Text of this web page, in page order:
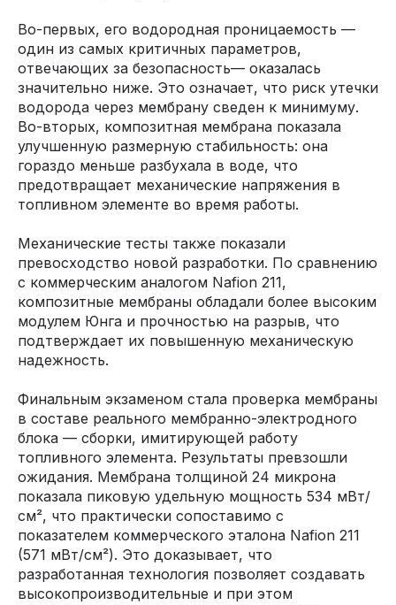
Во-первых, его водородная проницаемость —
один из самых критичных параметров,
отвечающих за безопасность— оказалась
значительно ниже. Это означает, что риск утечки
водорода через мембрану сведен к минимуму.
Во-вторых, композитная мембрана показала
улучшенную размерную стабильность: она
гораздо меньше разбухала в воде, что
предотвращает механические напряжения в
топливном элементе во время работы.
Механические тесты также показали
превосходство новой разработки. По сравнению
с коммерческим аналогом Nafion 211,
композитные мембраны обладали более высоким
модулем Юнга и прочностью на разрыв, что
подтверждает их повышенную механическую
надежность.
Финальным экзаменом стала проверка мембраны
в составе реального мембранно-электродного
блока — сборки, имитирующей работу
топливного элемента. Результаты превзошли
ожидания. Мембрана толщиной 24 микрона
показала пиковую удельную мощность 534 мВт/
см², что практически сопоставимо с
показателем коммерческого эталона Nafion 211
(571 мВт/см²). Это доказывает, что
разработанная технология позволяет создавать
высокопроизводительные и при этом